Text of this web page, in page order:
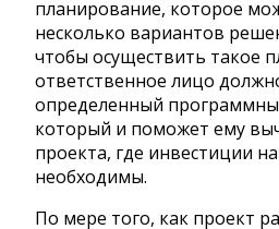
планирование, которое
несколько вариантов
чтобы осуществить такое
ответственное лицо
определенный
который и поможет ему
проекта, где инвестиции
необходимы.
По мере того, как проект